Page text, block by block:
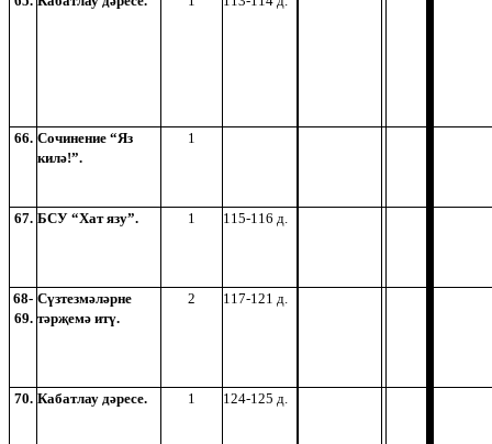
66. Сочинение “Яз
килә!”.
1
67. БСУ “Хат язу”. 1 115-116 д.
68-
69.
Сүзтезмәләрне
тәрҗемә итү.
2 117-121 д.
70. Кабатлау дәресе. 1 124-125 д.